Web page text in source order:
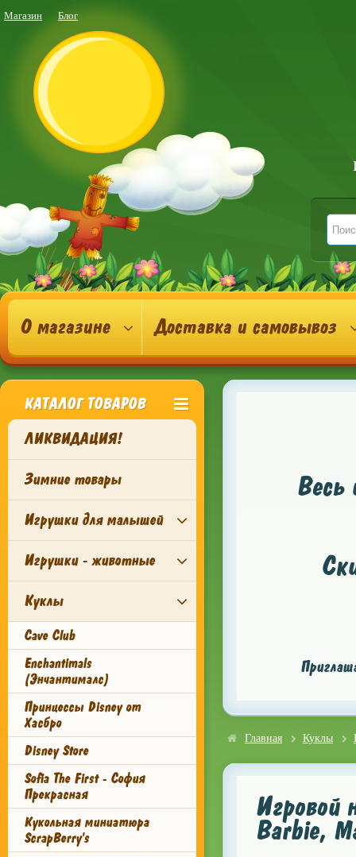
Магазин Блог
О магазине Доставка и самовывоз
КАТАЛОГ ТОВАРОВ
ЛИКВИДАЦИЯ!
Зимние товары
Игрушки для малышей
Игрушки - животные
Куклы
Cave Club
Enchantimals
(Энчантималс)
Принцессы Disney от
Хасбро
Disney Store
Sofia The First - София
Прекрасная
Кукольная миниатюра
ScrapBerry's
Весь
Главная Куклы
Игровой
Barbie,